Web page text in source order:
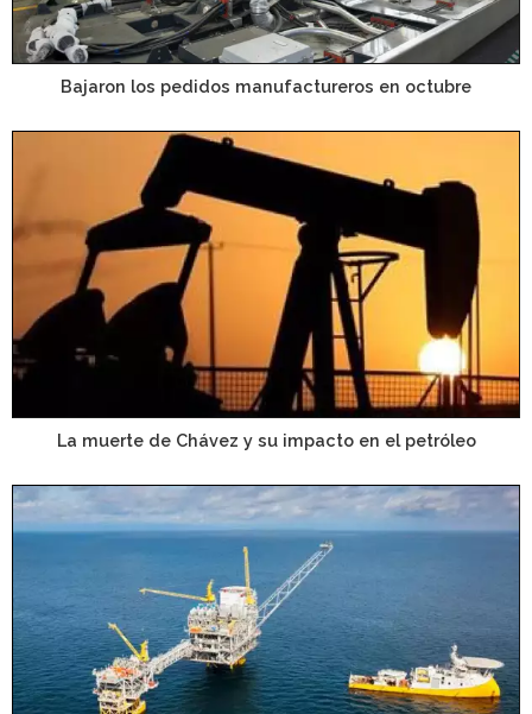
Bajaron los pedidos manufactureros en octubre
La muerte de Chávez y su impacto en el petróleo